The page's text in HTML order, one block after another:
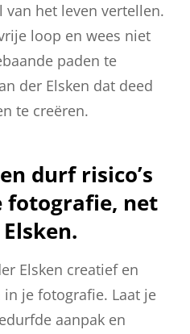
het leven vertellen.
loop en wees niet
paden te
der Elsken dat deed
te creëren.
durf risico’s
fotografie, net
Elsken creatief en
in je fotografie. Laat je
aanpak en